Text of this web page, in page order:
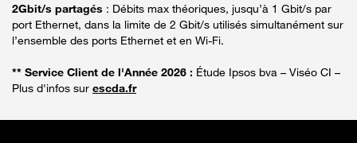
2Gbit/s partagés : Débits max théoriques, jusqu’à 1 Gbit/s par
port Ethernet, dans la limite de 2 Gbit/s utilisés simultanément sur
l’ensemble des ports Ethernet et en Wi-Fi.
** Service Client de l'Année 2026 : Étude Ipsos bva – Viséo CI –
Plus d'infos sur escda.fr